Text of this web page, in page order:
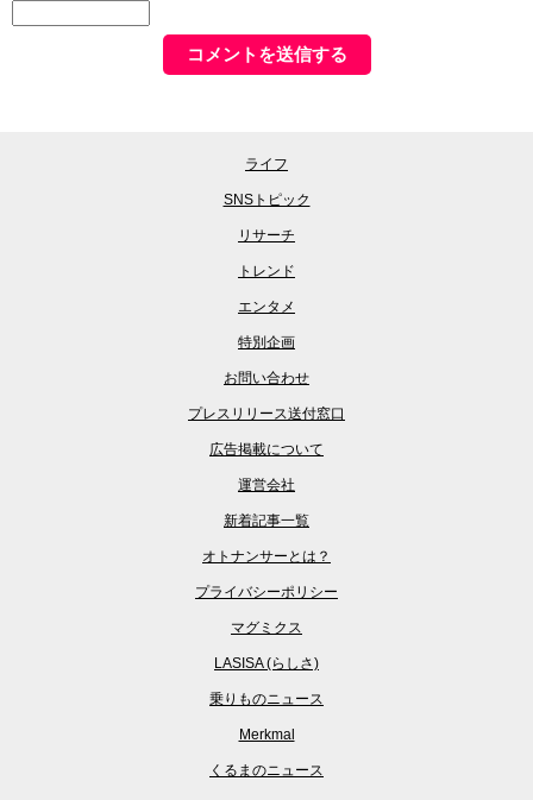
ライフ
SNSトピック
リサーチ
トレンド
エンタメ
特別企画
お問い合わせ
プレスリリース送付窓口
広告掲載について
運営会社
新着記事一覧
オトナンサーとは？
プライバシーポリシー
マグミクス
LASISA (らしさ)
乗りものニュース
Merkmal
くるまのニュース